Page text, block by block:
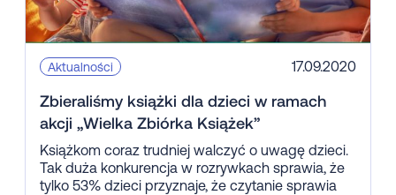
Aktualności 17.09.2020
Zbieraliśmy książki dla dzieci w ramach
akcji „Wielka Zbiórka Książek”
Książkom coraz trudniej walczyć o uwagę dzieci.
Tak duża konkurencja w rozrywkach sprawia, że
tylko 53% dzieci przyznaje, że czytanie sprawia